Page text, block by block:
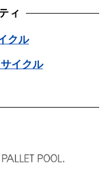
ィ
クル
イクル